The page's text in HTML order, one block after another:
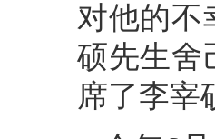
对他的不
硕先生舍
席了李宰